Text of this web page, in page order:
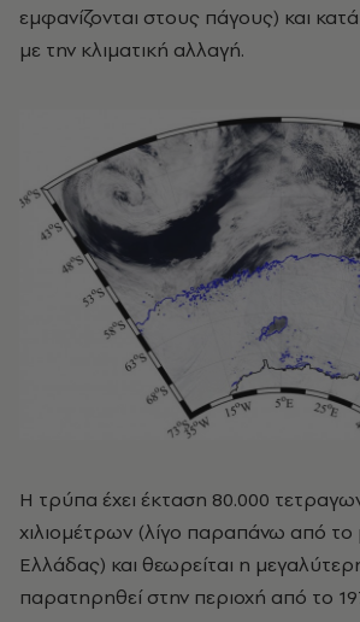
εμφανίζονται στους πάγους) και
με την κλιματική αλλαγή.
Η τρύπα έχει έκταση 80.000
χιλιομέτρων (λίγο παραπάνω από το
Ελλάδας) και θεωρείται η
παρατηρηθεί στην περιοχή από το